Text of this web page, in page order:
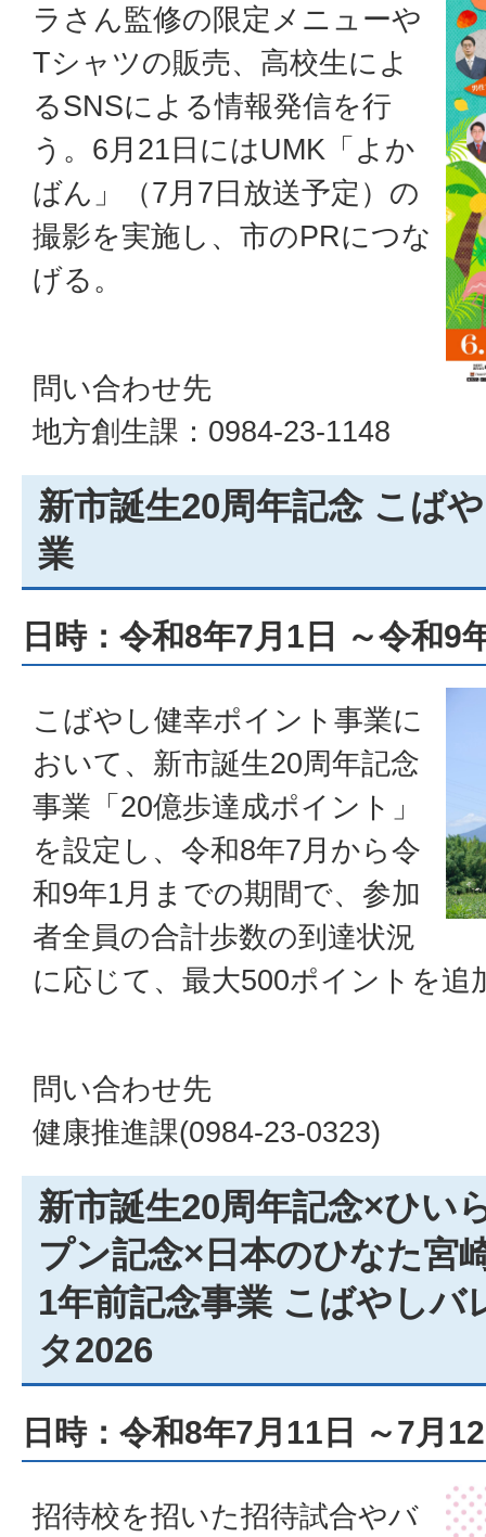
ラさん監修の限定メニューや
Tシャツの販売、高校生によ
るSNSによる情報発信を行
う。6月21日にはUMK「よか
ばん」（7月7日放送予定）の
撮影を実施し、市のPRにつな
げる。
問い合わせ先
地方創生課：0984-23-1148
新市誕生20周年記念 こば
業
日時：令和8年7月1日 ～令和9
こばやし健幸ポイント事業に
おいて、新市誕生20周年記念
事業「20億歩達成ポイント」
を設定し、令和8年7月から令
和9年1月までの期間で、参加
者全員の合計歩数の到達状況
に応じて、最大500ポイントを追
問い合わせ先
健康推進課(0984-23-0323)
新市誕生20周年記念×ひい
プン記念×日本のひなた宮
1年前記念事業 こばやしバ
タ2026
日時：令和8年7月11日 ～7月
招待校を招いた招待試合やバ